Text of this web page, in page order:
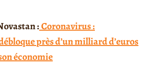
:Coronavirus :
près d’un milliard d’euros
économie